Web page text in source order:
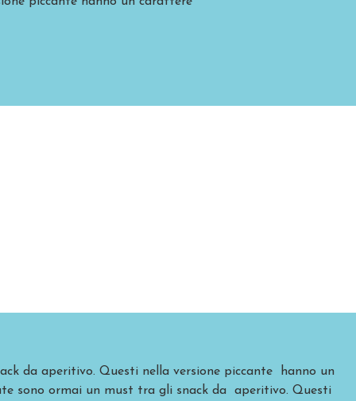
da aperitivo. Questi nella versione piccante hanno un
sono ormai un must tra gli snack da aperitivo. Questi